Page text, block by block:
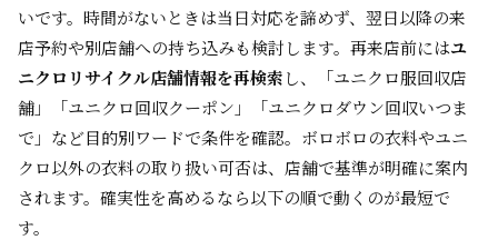
いです。時間がないときは当日対応を諦めず、翌日以降の来
店予約や別店舗への持ち込みも検討します。再来店前にはユ
ニクロリサイクル店舗情報を再検索し、「ユニクロ服回収店
舗」「ユニクロ回収クーポン」「ユニクロダウン回収いつま
で」など目的別ワードで条件を確認。ボロボロの衣料やユニ
クロ以外の衣料の取り扱い可否は、店舗で基準が明確に案内
されます。確実性を高めるなら以下の順で動くのが最短で
す。